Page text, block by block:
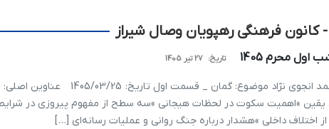
تاریخ: 27 تیر 1405
یا انیس متن سخنرانی سید محمد انجوی نژاد موضوع: گمان _ قسمت اول
»اهمیت سکوت در لحظات هیجانی »سه سطح از مفهوم پیروزی در شرایط
اختلاف داخلی »هشدار درباره جنگ روانی و عملیات رسانه‌ای […]